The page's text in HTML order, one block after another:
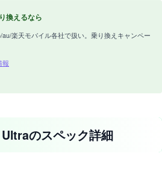
換えるなら
楽天モバイル各社で扱い。乗り換えキャンペー
報
のスペック詳細